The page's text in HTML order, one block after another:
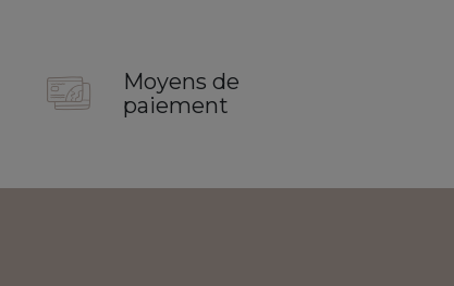
Moyens de
paiement